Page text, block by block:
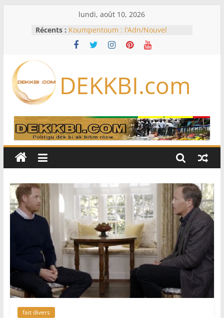
lundi, août 10, 2026
Récents : Koumpentoum : l’Adn/Nouvel
horizon veut fédérer les forces du
Niani
urnes
Éclipse solaire du 12 août: les
et en Afrique
États-Unis: à court de munitions, le
Pentagone demande à l’industrie
de l’armement d’accélérer sa
États-Unis: 30 ans après le meurtre
gang devant la justice lors d’un
procès historique
DEKKBI.com
fait divers